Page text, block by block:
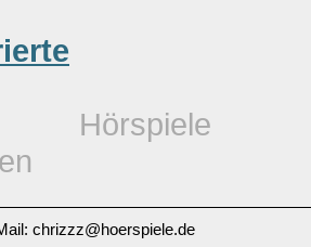
Hörspiele
chrizzz@hoerspiele.de